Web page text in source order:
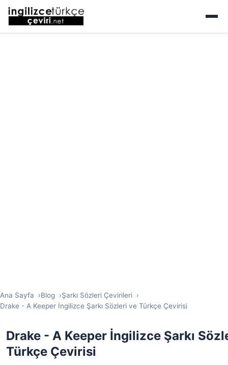
Ana Sayfa Blog
Şarkı Sözleri Çevirileri
Drake - A Keeper İngilizce Şarkı Sözleri ve Türkçe Çevirisi
Drake - A Keeper İngilizce Şarkı
Türkçe Çevirisi